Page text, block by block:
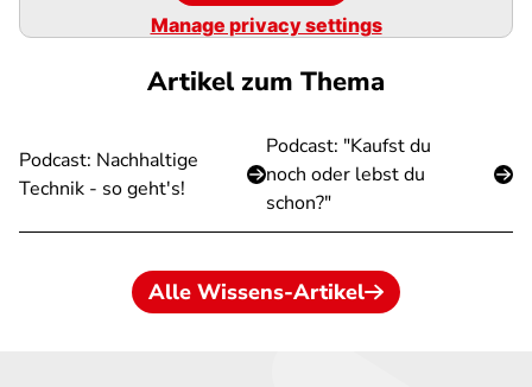
Manage privacy settings
Artikel zum Thema
Podcast: Nachhaltige
Technik - so geht's!
Podcast: "Kaufst du
noch oder lebst du
schon?"
Alle Wissens-Artikel